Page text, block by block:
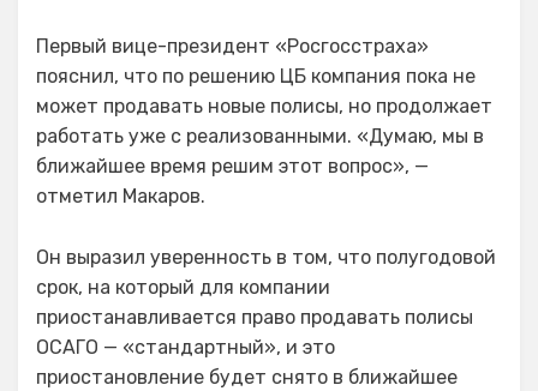
Первый вице-президент «Росгосстраха»
пояснил, что по решению ЦБ компания пока не
может продавать новые полисы, но продолжает
работать уже с реализованными. «Думаю, мы в
ближайшее время решим этот вопрос», —
отметил Макаров.
Он выразил уверенность в том, что полугодовой
срок, на который для компании
приостанавливается право продавать полисы
ОСАГО — «стандартный», и это
приостановление будет снято в ближайшее